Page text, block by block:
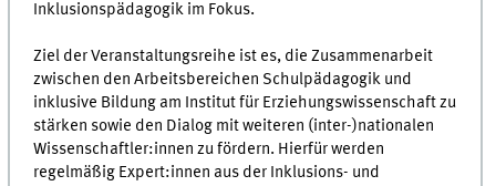
Inklusionspädagogik im Fokus.
Ziel der Veranstaltungsreihe ist es, die Zusammenarbeit
zwischen den Arbeitsbereichen Schulpädagogik und
inklusive Bildung am Institut für Erziehungswissenschaft zu
stärken sowie den Dialog mit weiteren (inter-)nationalen
Wissenschaftler:innen zu fördern. Hierfür werden
regelmäßig Expert:innen aus der Inklusions- und